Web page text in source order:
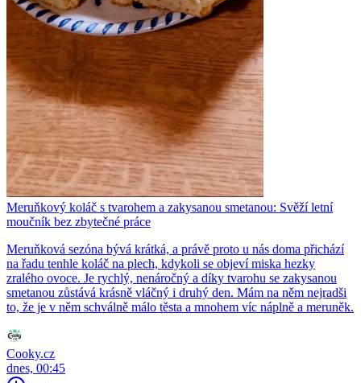
Meruňkový koláč s tvarohem a zakysanou smetanou: Svěží letní
moučník bez zbytečné práce
Meruňková sezóna bývá krátká, a právě proto u nás doma přichází
na řadu tenhle koláč na plech, kdykoli se objeví miska hezky
zralého ovoce. Je rychlý, nenáročný a díky tvarohu se zakysanou
smetanou zůstává krásně vláčný i druhý den. Mám na něm nejradši
to, že je v něm schválně málo těsta a mnohem víc náplně a meruněk.
Cooky.cz
dnes, 00:45